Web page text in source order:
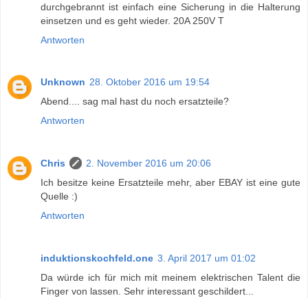
durchgebrannt ist einfach eine Sicherung in die Halterung
einsetzen und es geht wieder. 20A 250V T
Antworten
Unknown 28. Oktober 2016 um 19:54
Abend.... sag mal hast du noch ersatzteile?
Antworten
Chris
2. November 2016 um 20:06
Ich besitze keine Ersatzteile mehr, aber EBAY ist eine gute
Quelle :)
Antworten
induktionskochfeld.one 3. April 2017 um 01:02
Da würde ich für mich mit meinem elektrischen Talent die
Finger von lassen. Sehr interessant geschildert...